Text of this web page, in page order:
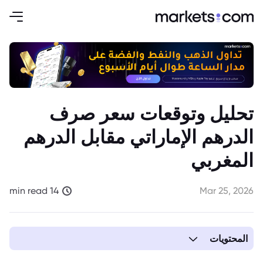
تحليل وتوقعات سعر صرف
الدرهم الإماراتي مقابل الدرهم
المغربي
Mar 25, 2026
14 min read
المحتويات